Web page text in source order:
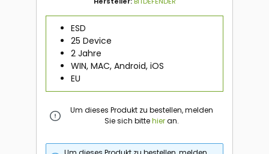
ESD
25 Device
2 Jahre
WIN, MAC, Android, iOS
EU
Um dieses Produkt zu bestellen, melden
Sie sich bittehieran.